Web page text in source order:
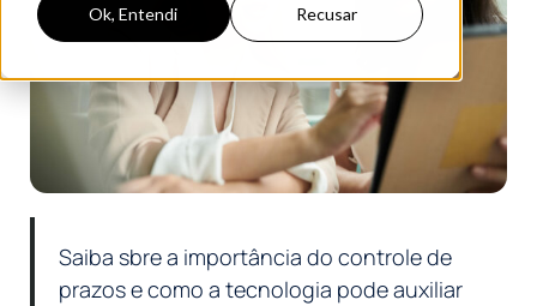
Ok, Entendi Recusar
Saiba sbre a importância do controle de
prazos e como a tecnologia pode auxiliar